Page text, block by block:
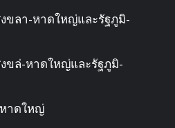
ขลา-หาดใหญ่และรัฐภูมิ-
ขล่-หาดใหญ่และรัฐภูมิ-
าดใหญ่